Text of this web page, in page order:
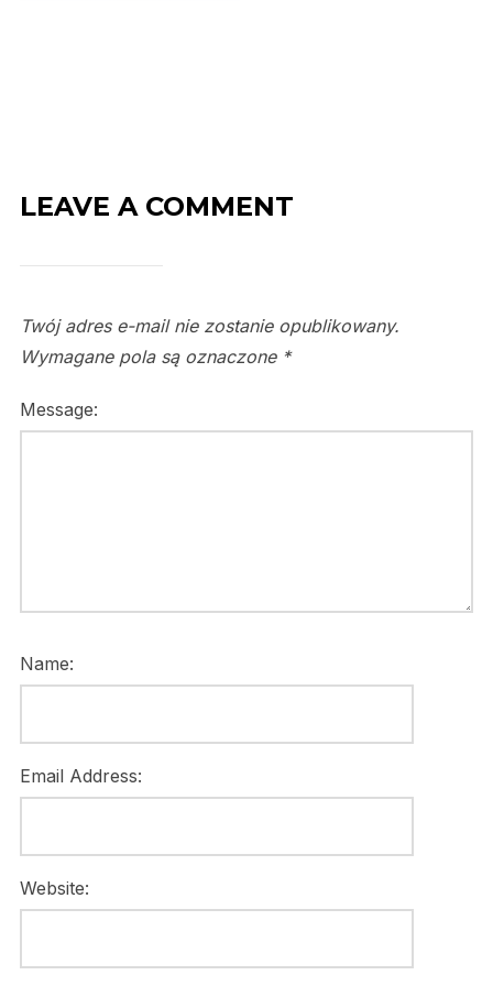
LEAVE A COMMENT
Twój adres e-mail nie zostanie opublikowany.
Wymagane pola są oznaczone *
Message:
Name:
Email Address:
Website: